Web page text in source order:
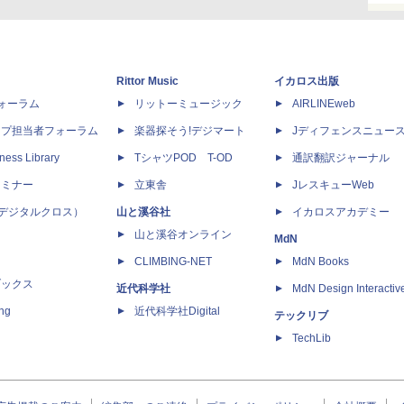
ーラム
担当者フォーラム
Library
ナー
ジタルクロス）
クス
Rittor Music
リットーミュージック
楽器探そう!デジマート
TシャツPOD T-OD
立東舎
山と溪谷社
山と溪谷オンライン
CLIMBING-NET
近代科学社
近代科学社Digital
イカロス出版
AIRLINEweb
Jディフェンスニュー
通訳翻訳ジャーナル
JレスキューWeb
イカロスアカデミー
MdN
MdN Books
MdN Design
テックリブ
TechLib